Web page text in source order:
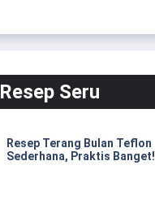
Resep Seru
Resep Terang Bulan Teflon
Sederhana, Praktis Banget!